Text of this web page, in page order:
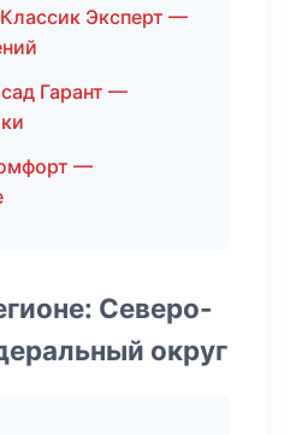
Эксперт —
Гарант —
—
Северо-
округ